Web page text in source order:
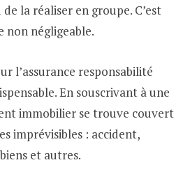
la réaliser en groupe. C’est
non négligeable.
l’assurance responsabilité
En souscrivant à une
immobilier se trouve couvert
imprévisibles : accident,
et autres.